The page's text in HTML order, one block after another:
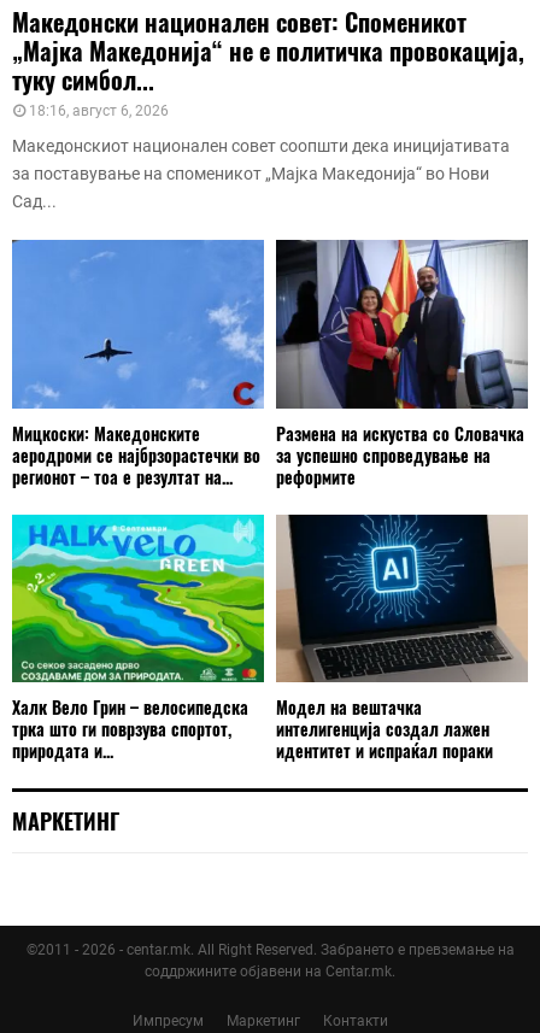
Македонски национален совет: Споменикот
„Мајка Македонија“ не е политичка провокација,
туку симбол...
18:16, август 6, 2026
Македонскиот национален совет соопшти дека иницијативата
за поставување на споменикот „Мајка Македонија“ во Нови
Сад...
Мицкоски: Македонските
аеродроми се најбрзорастечки во
регионот – тоа е резултат на...
Размена на искуства со Словачка
за успешно спроведување на
реформите
Халк Вело Грин – велосипедска
трка што ги поврзува спортот,
природата и...
Модел на вештачка
интелигенција создал лажен
идентитет и испраќал пораки
МАРКЕТИНГ
©2011 - 2026 - centar.mk. All Right Reserved. Забрането е превземање на
соддржините објавени на Centar.mk.
Импресум Маркетинг Контакти